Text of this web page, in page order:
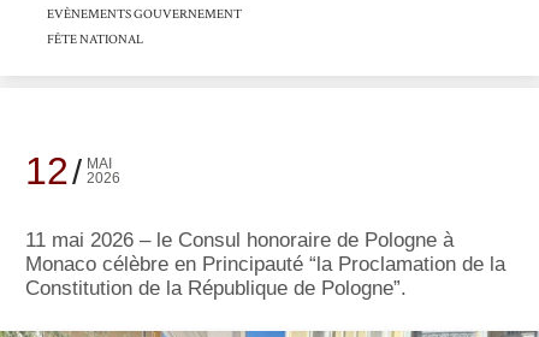
EVÈNEMENTS GOUVERNEMENT
FÊTE NATIONAL
12
MAI
2026
11 mai 2026 – le Consul honoraire de Pologne à
Monaco célèbre en Principauté “la Proclamation de la
Constitution de la République de Pologne”.